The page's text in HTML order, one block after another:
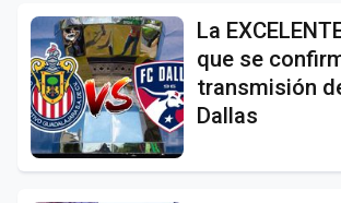
La
que se
transmisión
Dallas